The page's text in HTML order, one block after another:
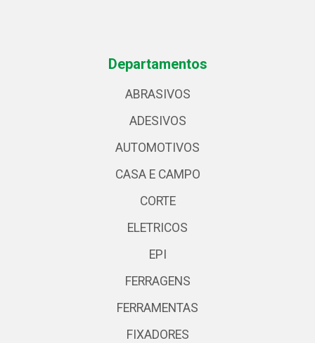
Departamentos
ABRASIVOS
ADESIVOS
AUTOMOTIVOS
CASA E CAMPO
CORTE
ELETRICOS
EPI
FERRAGENS
FERRAMENTAS
FIXADORES